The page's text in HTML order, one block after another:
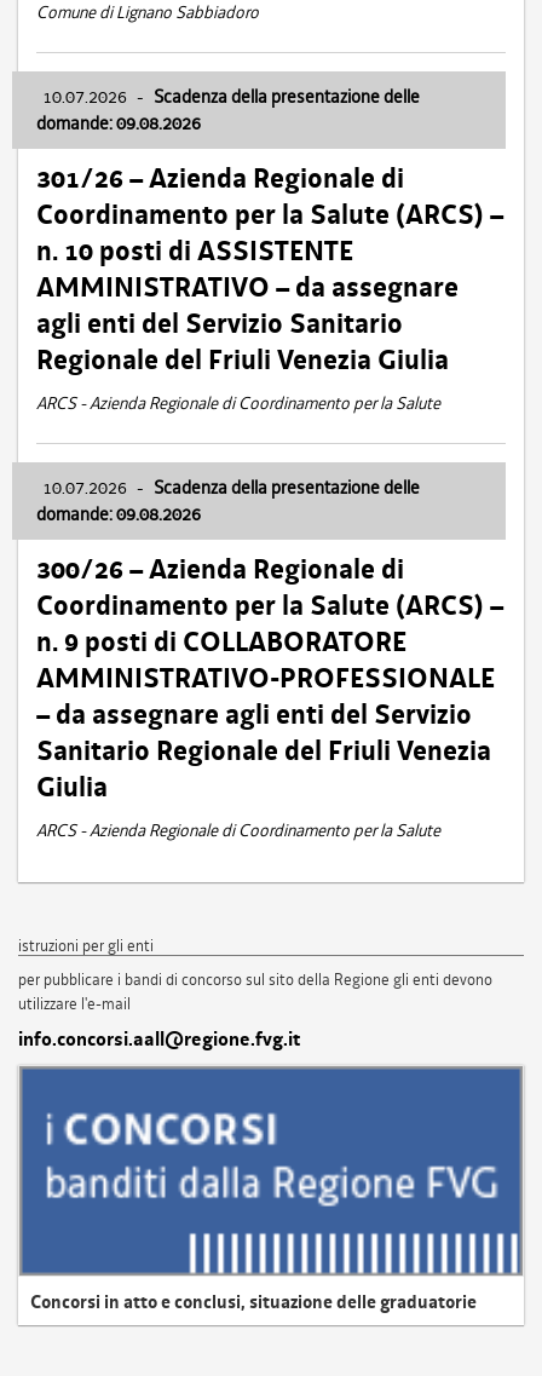
Comune di Lignano Sabbiadoro
10.07.2026 - Scadenza della presentazione delle
domande: 09.08.2026
301/26 – Azienda Regionale di
Coordinamento per la Salute (ARCS) –
n. 10 posti di ASSISTENTE
AMMINISTRATIVO – da assegnare
agli enti del Servizio Sanitario
Regionale del Friuli Venezia Giulia
ARCS - Azienda Regionale di Coordinamento per la Salute
10.07.2026 - Scadenza della presentazione delle
domande: 09.08.2026
300/26 – Azienda Regionale di
Coordinamento per la Salute (ARCS) –
n. 9 posti di COLLABORATORE
AMMINISTRATIVO-PROFESSIONALE
– da assegnare agli enti del Servizio
Sanitario Regionale del Friuli Venezia
Giulia
ARCS - Azienda Regionale di Coordinamento per la Salute
istruzioni per gli enti
per pubblicare i bandi di concorso sul sito della Regione gli enti devono
utilizzare l'e-mail
info.concorsi.aall@regione.fvg.it
Concorsi in atto e conclusi, situazione delle graduatorie